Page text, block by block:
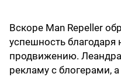
Вскоре Man Repeller
успешность
продвижению.
рекламу с блогерами,